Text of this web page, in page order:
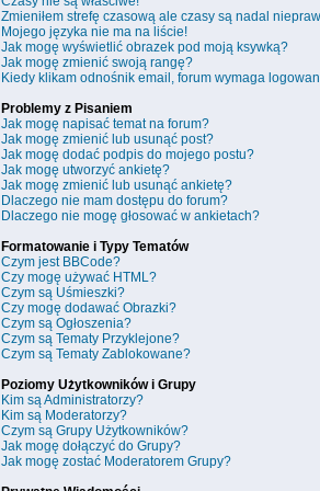
Zmieniłem strefę czasową ale czasy są nadal
Mojego języka nie ma na liście!
Jak mogę wyświetlić obrazek pod moją ksywką?
Jak mogę zmienić swoją rangę?
Kiedy klikam odnośnik email, forum wymaga
Problemy z Pisaniem
Jak mogę napisać temat na forum?
Jak mogę zmienić lub usunąć post?
Jak mogę dodać podpis do mojego postu?
Jak mogę utworzyć ankietę?
Jak mogę zmienić lub usunąć ankietę?
Dlaczego nie mam dostępu do forum?
Dlaczego nie mogę głosować w ankietach?
Formatowanie i Typy Tematów
Czym jest BBCode?
Czy mogę używać HTML?
Czym są Uśmieszki?
Czy mogę dodawać Obrazki?
Czym są Ogłoszenia?
Czym są Tematy Przyklejone?
Czym są Tematy Zablokowane?
Poziomy Użytkowników i Grupy
Kim są Administratorzy?
Kim są Moderatorzy?
Czym są Grupy Użytkowników?
Jak mogę dołączyć do Grupy?
Jak mogę zostać Moderatorem Grupy?